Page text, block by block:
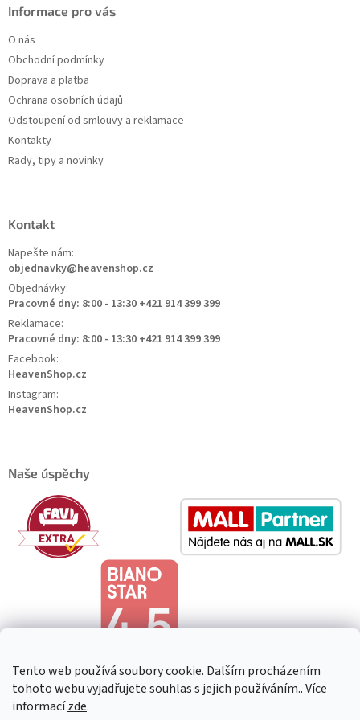
Tento web používá soubory cookie. Dalším procházením
tohoto webu vyjadřujete souhlas s jejich používáním.. Více
informacízde.
Informace pro vás
O nás
Obchodní podmínky
Doprava a platba
Ochrana osobních údajů
Odstoupení od smlouvy a reklamace
Kontakty
Rady, tipy a novinky
Kontakt
Napešte nám:
objednavky@heavenshop.cz
Objednávky:
Pracovné dny: 8:00 - 13:30 +421 914 399 399
Reklamace:
Pracovné dny: 8:00 - 13:30 +421 914 399 399
Facebook:
HeavenShop.cz
Instagram:
HeavenShop.cz
Naše úspěchy